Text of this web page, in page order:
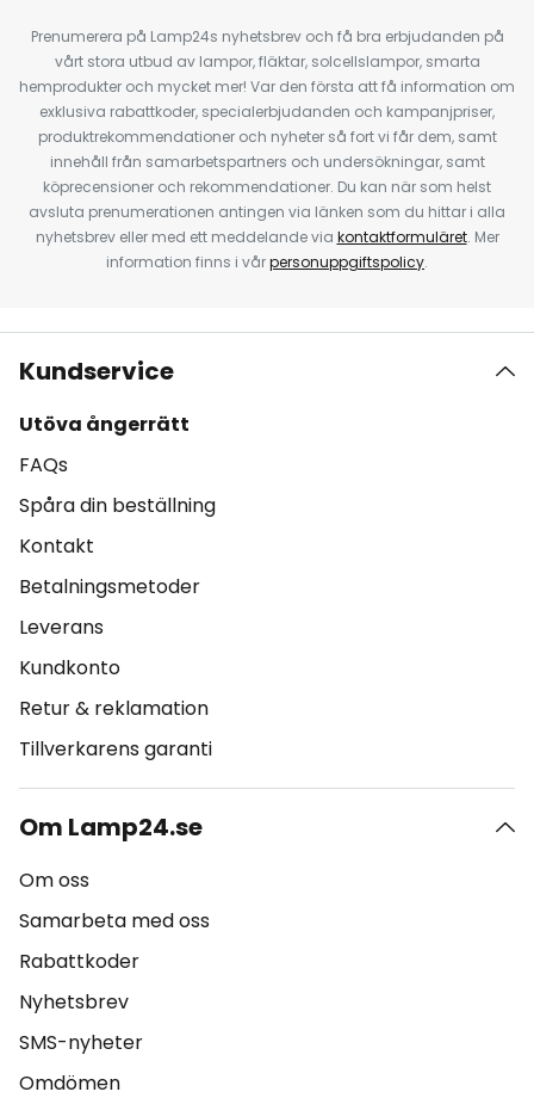
Prenumerera på Lamp24s nyhetsbrev och få bra erbjudanden på
vårt stora utbud av lampor, fläktar, solcellslampor, smarta
hemprodukter och mycket mer! Var den första att få information om
exklusiva rabattkoder, specialerbjudanden och kampanjpriser,
produktrekommendationer och nyheter så fort vi får dem, samt
innehåll från samarbetspartners och undersökningar, samt
köprecensioner och rekommendationer. Du kan när som helst
avsluta prenumerationen antingen via länken som du hittar i alla
nyhetsbrev eller med ett meddelande via kontaktformuläret. Mer
information finns i vårpersonuppgiftspolicy.
Kundservice
Utöva ångerrätt
FAQs
Spåra din beställning
Kontakt
Betalningsmetoder
Leverans
Kundkonto
Retur & reklamation
Tillverkarens garanti
Om Lamp24.se
Om oss
Samarbeta med oss
Rabattkoder
Nyhetsbrev
SMS-nyheter
Omdömen